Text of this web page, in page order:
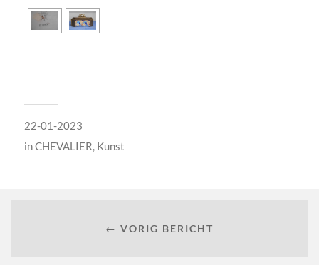
22-01-2023
inCHEVALIER, Kunst
← VORIG BERICHT